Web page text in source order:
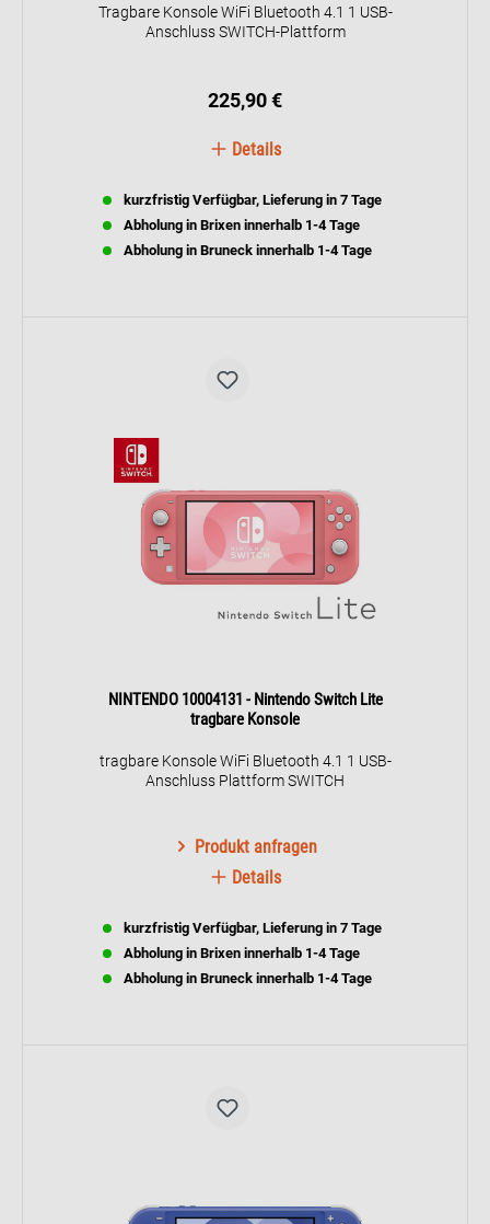
Tragbare Konsole WiFi Bluetooth 4.1 1 USB-
Anschluss SWITCH-Plattform
225,90 €
Details
kurzfristig Verfügbar, Lieferung in 7 Tage
Abholung in Brixen innerhalb 1-4 Tage
Abholung in Bruneck innerhalb 1-4 Tage
NINTENDO 10004131 - Nintendo Switch Lite
tragbare Konsole
tragbare Konsole WiFi Bluetooth 4.1 1 USB-
Anschluss Plattform SWITCH
Produkt anfragen
Details
kurzfristig Verfügbar, Lieferung in 7 Tage
Abholung in Brixen innerhalb 1-4 Tage
Abholung in Bruneck innerhalb 1-4 Tage